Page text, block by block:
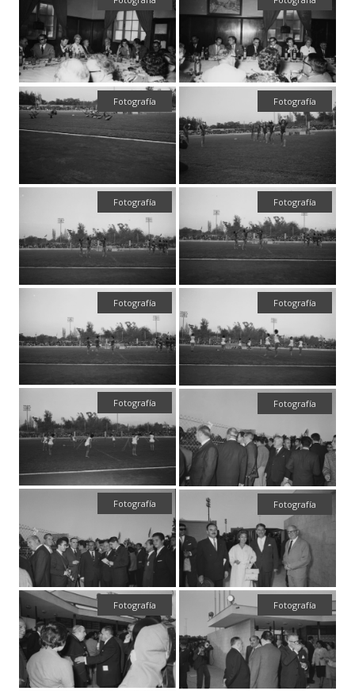
Fotografía Fotografía
Fotografía Fotografía
Fotografía Fotografía
Fotografía Fotografía
Fotografía Fotografía
Fotografía Fotografía